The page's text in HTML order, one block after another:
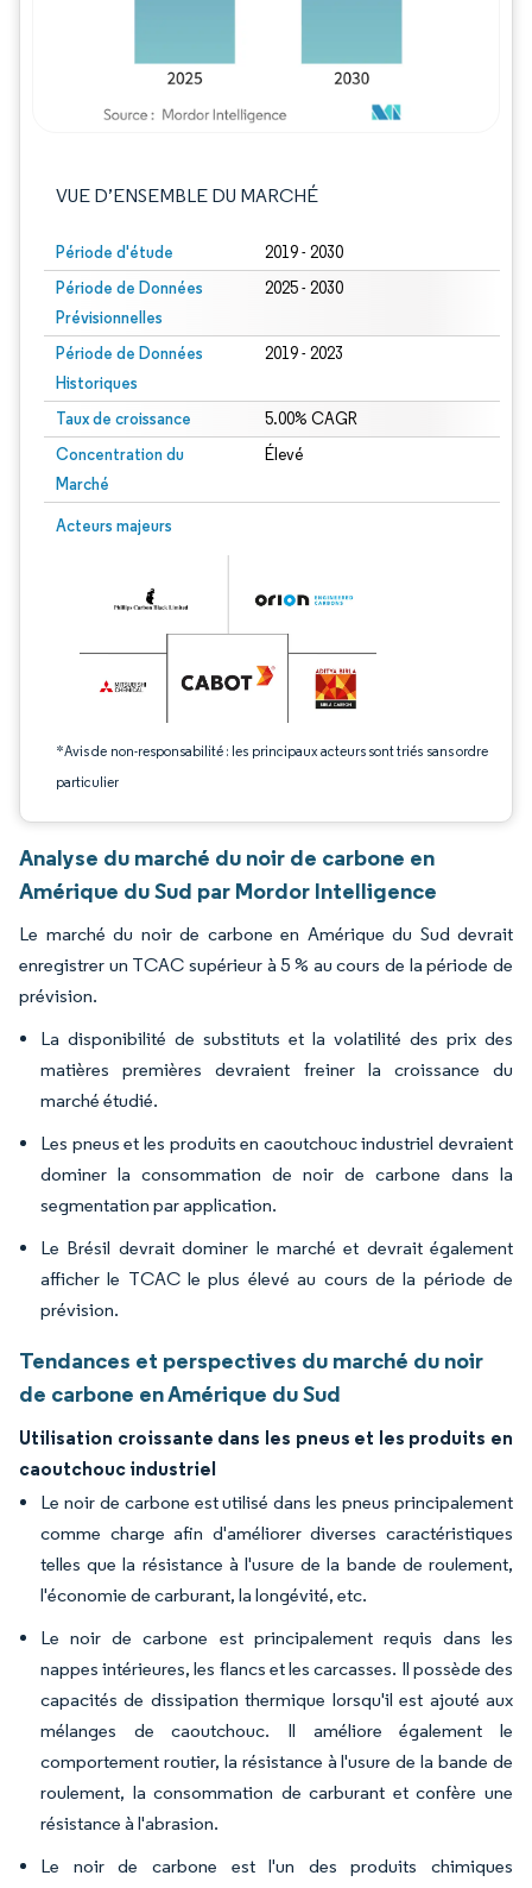
VUE D’ENSEMBLE DU MARCHÉ
Période d'étude 2019 - 2030
Période de Données
Prévisionnelles
2025 - 2030
Période de Données
Historiques
2019 - 2023
Taux de croissance 5.00% CAGR
Concentration du
Marché
Élevé
Acteurs majeurs
*Avis de non-responsabilité : les principaux acteurs sont triés sans ordre
particulier
Image © Mordor Intelligence. La réutilisation nécessite une attribution sous CC
Analyse du marché du noir de carbone en
Amérique du Sud par Mordor Intelligence
Le marché du noir de carbone en Amérique du Sud devrait
enregistrer un TCAC supérieur à 5 % au cours de la période de
prévision.
La disponibilité de substituts et la volatilité des prix des
matières premières devraient freiner la croissance du
marché étudié.
Les pneus et les produits en caoutchouc industriel devraient
dominer la consommation de noir de carbone dans la
segmentation par application.
Le Brésil devrait dominer le marché et devrait également
afficher le TCAC le plus élevé au cours de la période de
prévision.
Tendances et perspectives du marché du noir
de carbone en Amérique du Sud
Utilisation croissante dans les pneus et les produits en
caoutchouc industriel
Le noir de carbone est utilisé dans les pneus principalement
comme charge afin d'améliorer diverses caractéristiques
telles que la résistance à l'usure de la bande de roulement,
l'économie de carburant, la longévité, etc.
Le noir de carbone est principalement requis dans les
nappes intérieures, les flancs et les carcasses. Il possède des
capacités de dissipation thermique lorsqu'il est ajouté aux
mélanges de caoutchouc. Il améliore également le
comportement routier, la résistance à l'usure de la bande de
roulement, la consommation de carburant et confère une
résistance à l'abrasion.
Le noir de carbone est l'un des produits chimiques